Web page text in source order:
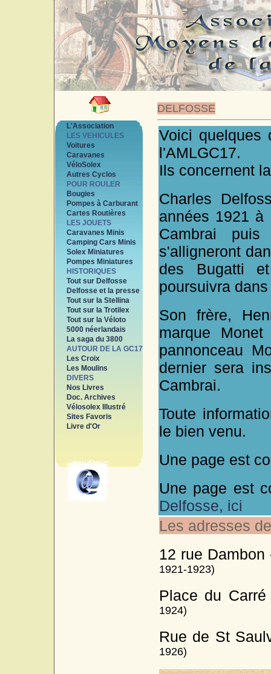
DELFOSSE
L'Association
LES VEHICULES
Voitures
Caravanes
VéloSolex
Autres Cyclos
POUR ROULER
Bougies
Pompes à Carburant
Cartes Routières
LES JOUETS
Caravanes Minis
Camping Cars Minis
Solex Miniatures
Pompes Miniatures
HISTORIQUES
Tout sur Delfosse
Delfosse et la presse
Tout sur la Stellina
Tout sur la Trotilex
Tout sur la Véloto
5000 néerlandais
La saga du 3800
AUTOUR DE LA GC17
Les Croix
Les Moulins
DIVERS
Nos Livres
Doc. Archives
Vélosolex Illustré
Sites Favoris
Livre d'Or
Voici quelques
l'AMLGC17.
Ils concernent
Charles
années 1921
Cambrai puis
s'alligneront
des Bugatti
poursuivra
Son frère,
marque
pannonceau
dernier sera
Cambrai.
Toute
le bien venu.
Une page est
Une page est
Delfosse, ici
Les adresses
12 rue
1921-1923)
Place du
1924)
Rue de St
1926)